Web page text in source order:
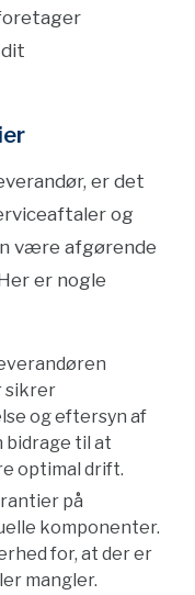
er det
og
være afgørende
er nogle
sikrer
og eftersyn af
bidrage til at
optimal drift.
på
komponenter.
for, at der er
mangler.